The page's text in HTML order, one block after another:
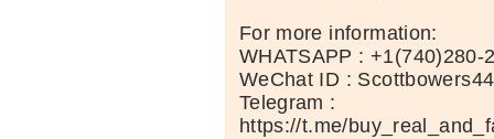
For more information:
WHATSAPP : +1(740)280-
WeChat ID : Scottbowers44
Telegram :
https://t.me/